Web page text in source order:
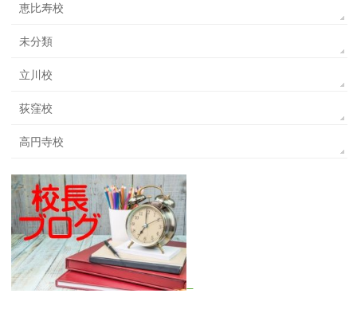
恵比寿校
未分類
立川校
荻窪校
高円寺校